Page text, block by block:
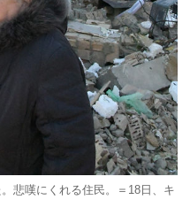
悲嘆にくれる住民。＝18日、キ